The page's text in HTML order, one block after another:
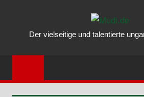
springen
–
Der vielseitige und talentierte